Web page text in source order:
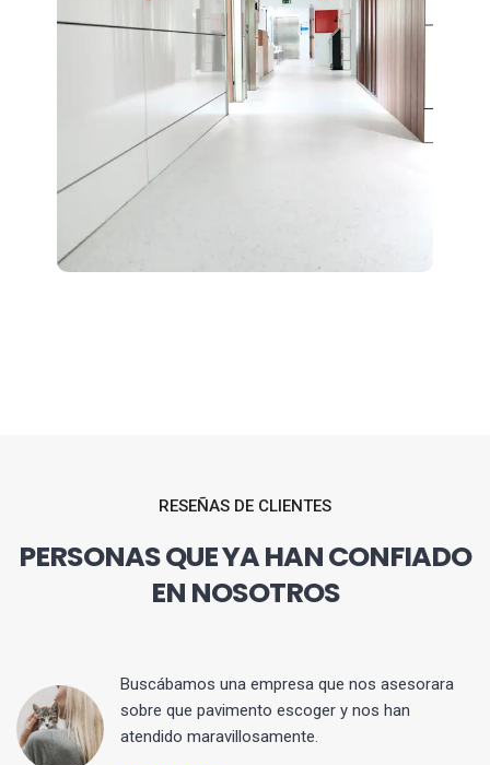
RESEÑAS DE CLIENTES
PERSONAS QUE YA HAN CONFIADO
EN NOSOTROS
Buscábamos una empresa que nos asesorara
sobre que pavimento escoger y nos han
atendido maravillosamente.